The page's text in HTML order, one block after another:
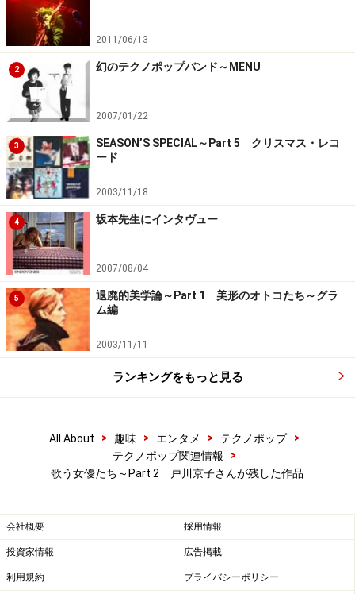
2011/06/13
2 幻のテクノポップバンド～MENU
2007/01/22
3
SEASON’S SPECIAL～Part 5 クリスマス・レコ
ード
2003/11/18
4 坂本先生にインタヴュー
2007/08/04
5
退廃的美学論～Part 1 美形のオトコたち～グラ
ム編
2003/11/11
ランキングをもっと見る
All About > 趣味 > エンタメ > テクノポップ
>
テクノポップ関連情報
>
歌う女優たち～Part 2 戸川京子さんが残した作品
会社概要 採用情報
投資家情報 広告掲載
利用規約 プライバシーポリシー